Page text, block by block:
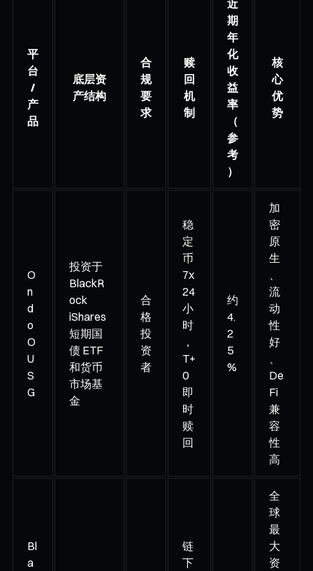
平
台
/
产
品
底层资
产结构
合
规
要
求
赎
回
机
制
近
期
年
化
收
益
率
（
参
考
）
核
心
优
势
O
n
d
o
O
U
S
G
投资于
BlackR
ock
iShares
短期国
债 ETF
和货币
市场基
金
合
格
投
资
者
稳
定
币
7x
24
小
时
，
T+
0
即
时
赎
回
约
4.
2
5
%
加
密
原
生
流
动
性
好
De
Fi
兼
容
性
高
Bl
a
链
下
全
球
最
大
资